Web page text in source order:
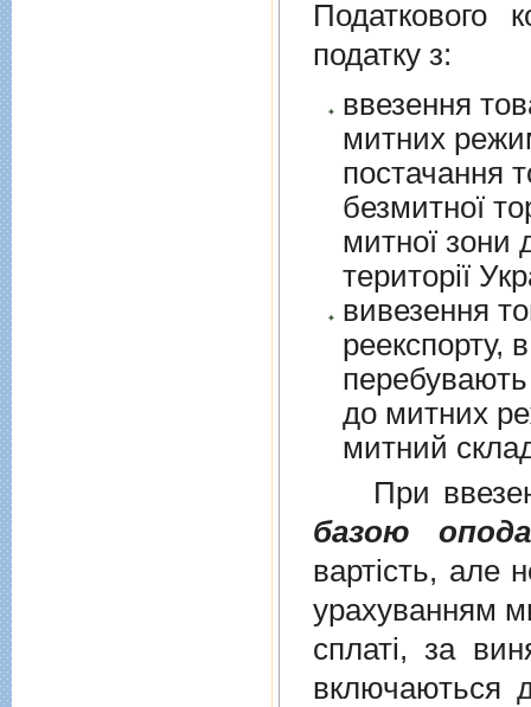
Податкового
податку з:
ввезення
митних
постачання
безмитної
митної зони для їх
території
вивезення
реекспорту,
перебувають у
до митних
митний
При
базою
вартість, але
урахуванням
сплаті, за
включаються